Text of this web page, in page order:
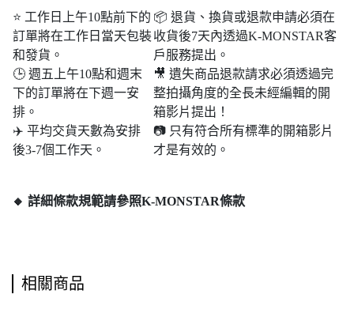
⭐ 工作日上午10點前下的
訂單將在工作日當天包裝
和發貨。
🕒 週五上午10點和週末​​
下的訂單將在下週一安
排。
✈️ 平均交貨天數為安排
後3-7個工作天。
📦 退貨、換貨或退款申請必須在
收貨後7天內透過K-MONSTAR客
戶服務提出。
🎥 遺失商品退款請求必須透過完
整拍攝角度的全長未經編輯的開
箱影片提出！
📷 只有符合所有標準的開箱影片
才是有效的。
🔸 詳細條款規範請參照K-MONSTAR條款
相關商品